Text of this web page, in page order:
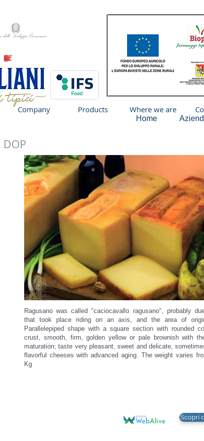
Home
Company Products Where we are
Ragusano was called "caciocavallo ragusano", probably
that took place riding on an axis, and the area of
Parallelepiped shape with a square section with rounded
crust, smooth, firm, golden yellow or pale brownish with
maturation; taste very pleasant, sweet and delicate,
flavorful cheeses with advanced aging. The weight varies
Kg
Scopri